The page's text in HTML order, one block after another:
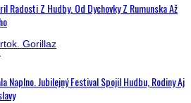
Radosti Z Hudby. Od Dychovky Z Rumunska Až
Naplno. Jubilejný Festival Spojil Hudbu, Rodiny Aj